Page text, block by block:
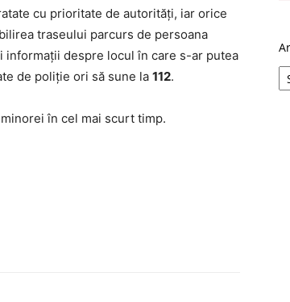
cu prioritate de autorități, iar orice
traseului parcurs de persoana
informații despre locul în care s-ar putea
de poliție ori să sune la 112.
în cel mai scurt timp.